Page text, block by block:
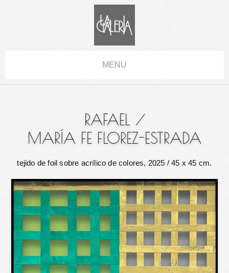
MENU
RAFAEL /
MARÍA FE FLOREZ-ESTRADA
tejido de foil sobre acrílico de colores, 2025 / 45 x 45 cm.